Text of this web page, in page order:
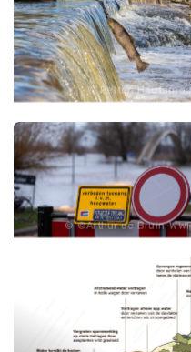
Petteri
©Arthur de Bruin-